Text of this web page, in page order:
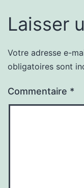
Laisser
Votre adresse e-
obligatoires sont
Commentaire *